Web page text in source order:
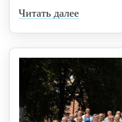
Читать далее